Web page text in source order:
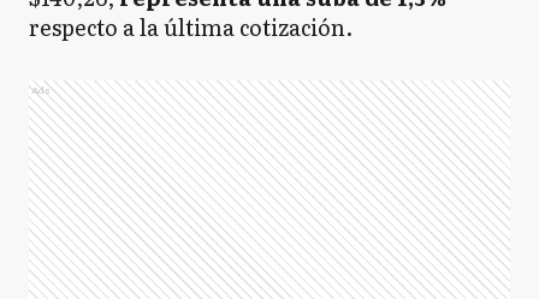
respecto a la última cotización.
Ads